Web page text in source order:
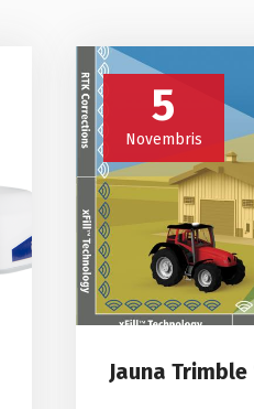
5
Novembris
Jauna